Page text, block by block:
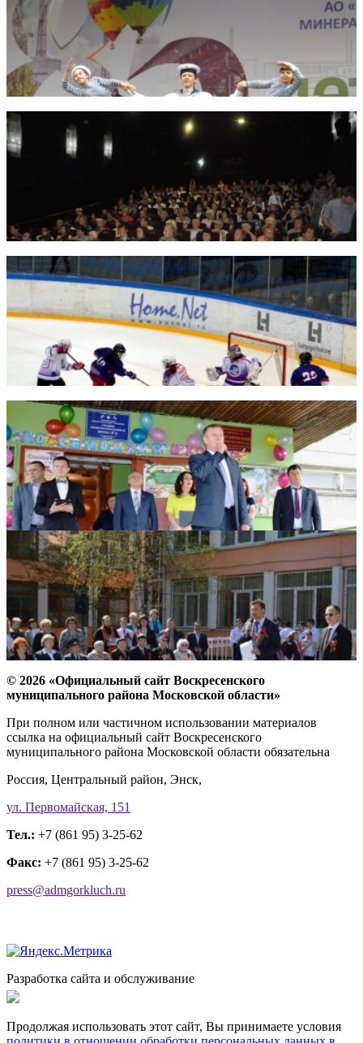
© 2026 «Официальный сайт Воскресенского
муниципального района Московской области»
При полном или частичном использовании материалов
ссылка на официальный сайт Воскресенского
муниципального района Московской области обязательна
Россия, Центральный район, Энск,
ул. Первомайская, 151
Тел.: +7 (861 95) 3-25-62
Факс: +7 (861 95) 3-25-62
press@admgorkluch.ru
Разработка сайта и обслуживание
Продолжая использовать этот сайт, Вы принимаете условия